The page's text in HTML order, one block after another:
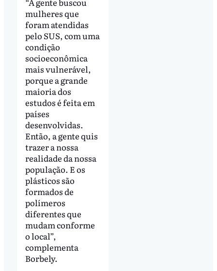
mulheres que
foram atendidas
pelo SUS, com uma
condição
socioeconômica
mais vulnerável,
porque a grande
maioria dos
estudos é feita em
países
desenvolvidas.
Então, a gente quis
trazer a nossa
realidade da nossa
população. E os
plásticos são
formados de
polímeros
diferentes que
mudam conforme
o local”,
complementa
Borbely.